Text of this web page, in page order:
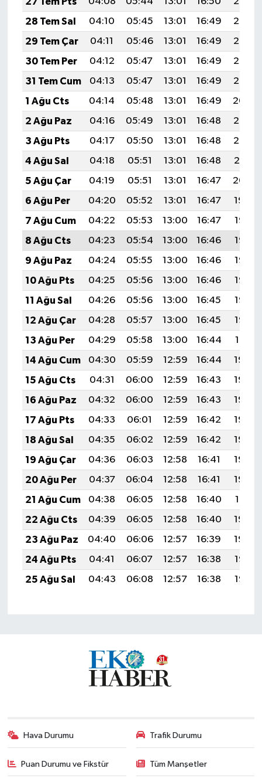
28 Tem Sal
04:10 05:45 13:01 16:49
20:07
29 Tem Çar
04:11 05:46 13:01 16:49
20:06
30 Tem Per
04:12 05:47 13:01 16:49
20:06
31 Tem Cum
04:13 05:47 13:01 16:49
20:05
1 Ağu Cts
04:14 05:48 13:01 16:49
20:04
2 Ağu Paz
04:16 05:49 13:01 16:48
20:03
3 Ağu Pts
04:17 05:50 13:01 16:48
20:02
4 Ağu Sal
04:18 05:51 13:01 16:48
20:01
5 Ağu Çar
04:19 05:51 13:01 16:47
20:00
6 Ağu Per
04:20 05:52 13:01 16:47
19:59
7 Ağu Cum
04:22 05:53 13:00 16:47
19:58
8 Ağu Cts
04:23 05:54 13:00 16:46
19:57
9 Ağu Paz
04:24 05:55 13:00 16:46
19:56
10 Ağu Pts
04:25 05:56 13:00 16:46
19:55
11 Ağu Sal
04:26 05:56 13:00 16:45
19:53
12 Ağu Çar
04:28 05:57 13:00 16:45
19:52
13 Ağu Per
04:29 05:58 13:00 16:44
19:51
14 Ağu Cum
04:30 05:59 12:59 16:44
19:50
15 Ağu Cts
04:31 06:00 12:59 16:43
19:49
16 Ağu Paz
04:32 06:00 12:59 16:43
19:48
17 Ağu Pts
04:33 06:01 12:59 16:42
19:46
18 Ağu Sal
04:35 06:02 12:59 16:42
19:45
19 Ağu Çar
04:36 06:03 12:58 16:41
19:44
20 Ağu Per
04:37 06:04 12:58 16:41
19:42
21 Ağu Cum
04:38 06:05 12:58 16:40
19:41
22 Ağu Cts
04:39 06:05 12:58 16:40
19:40
23 Ağu Paz
04:40 06:06 12:57 16:39
19:39
24 Ağu Pts
04:41 06:07 12:57 16:38
19:37
25 Ağu Sal
04:43 06:08 12:57 16:38 19:36
Hava Durumu Trafik Durumu
Puan Durumu ve Fikstür Tüm Manşetler